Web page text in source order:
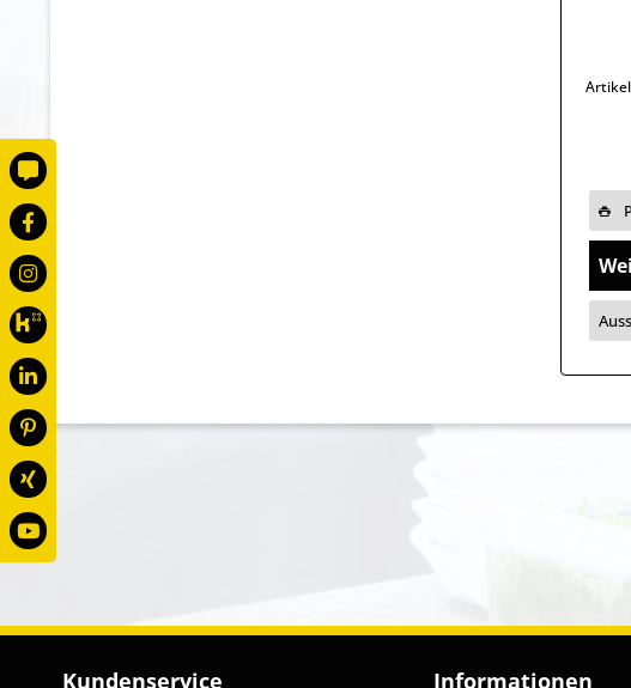
Kundenservice Informationen